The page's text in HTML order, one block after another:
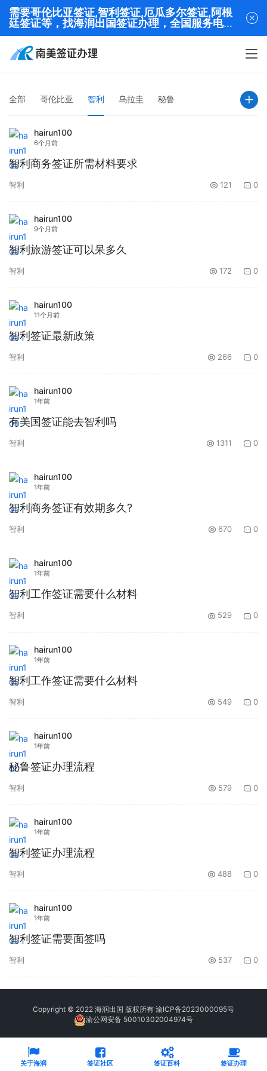
全部 哥伦比亚 智利 乌拉圭 秘鲁
hairun100
6个月前
智利商务签证所需材料要求
智利 121 0
hairun100
9个月前
智利旅游签证可以呆多久
智利 172 0
hairun100
11个月前
智利签证最新政策
智利 266 0
hairun100
1年前
有美国签证能去智利吗
智利 1311 0
hairun100
1年前
智利商务签证有效期多久?
智利 670 0
hairun100
1年前
智利工作签证需要什么材料
智利 529 0
hairun100
1年前
智利工作签证需要什么材料
智利 549 0
hairun100
1年前
秘鲁签证办理流程
智利 579 0
hairun100
1年前
智利签证办理流程
智利 488 0
hairun100
1年前
智利签证需要面签吗
智利 537 0
Copyright © 2022 海润出国 版权所有 渝ICP备2023000095号
渝公网安备 50010302004974号
关于海润 签证社区 签证百科 签证办理
需要哥伦比亚签证,智利签证,厄瓜多尔签证,阿根
廷签证等，找海润出国签证办理，全国服务电话
13320282001